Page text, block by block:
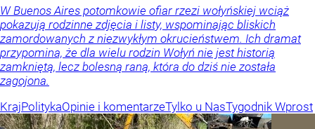
W Buenos Aires potomkowie ofiar rzezi wołyńskiej wciąż
pokazują rodzinne zdjęcia i listy, wspominając bliskich
zamordowanych z niezwykłym okrucieństwem. Ich dramat
przypomina, że dla wielu rodzin Wołyń nie jest historią
zamkniętą, lecz bolesną raną, która do dziś nie została
zagojona.
KrajPolitykaOpinie i komentarzeTylko u NasTygodnik Wprost